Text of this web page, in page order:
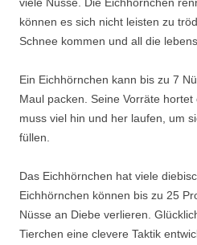
können es sich nicht leisten zu
Schnee kommen und all die
Ein Eichhörnchen kann bis zu 7
Maul packen. Seine Vorräte
muss viel hin und her laufen, um
füllen.
Das Eichhörnchen hat viele
Eichhörnchen können bis zu 25
Nüsse an Diebe verlieren.
Tierchen eine clevere Taktik